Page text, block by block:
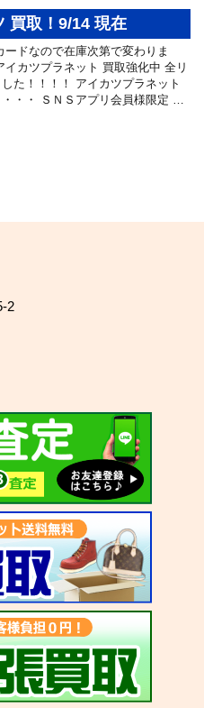
買取！9/14 現在
ードなので在庫次第で変わりま
イカツプラネット 買取強化中 全リ
た！！！！ アイカツプラネット
・・ ＳＮＳアプリ会員様限定 …
2